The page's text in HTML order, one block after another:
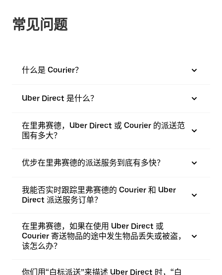
常见问题
什么是 Courier？
Uber Direct 是什么？
在里弗赛德，Uber Direct 或 Courier 的派送范
围有多大？
优步在里弗赛德的派送服务到底有多快？
我能否实时跟踪里弗赛德的 Courier 和 Uber
Direct 派送服务订单？
在里弗赛德，如果在使用 Uber Direct 或
Courier 寄送物品的途中发生物品丢失或被盗，
该怎么办？
你们用“白标派送”来描述 Uber Direct 时，“白